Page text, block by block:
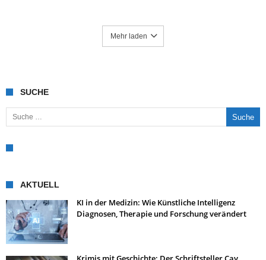
Mehr laden
SUCHE
Suche nach:
AKTUELL
KI in der Medizin: Wie Künstliche Intelligenz
Diagnosen, Therapie und Forschung verändert